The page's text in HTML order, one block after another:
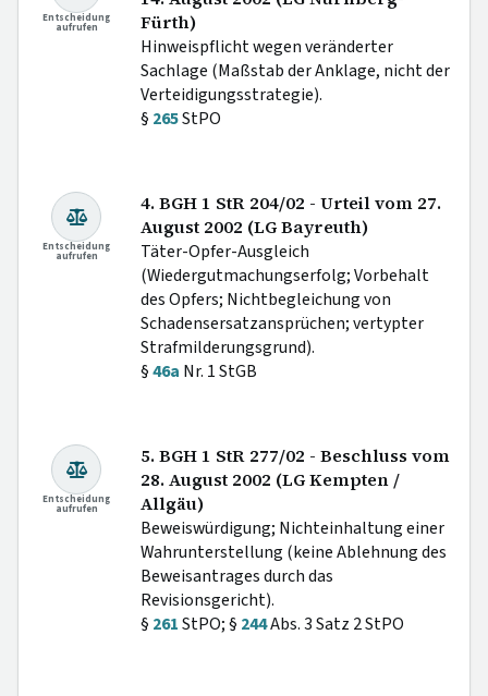
Entscheidung
aufrufen
Fürth)
Hinweispflicht wegen veränderter
Sachlage (Maßstab der Anklage, nicht der
Verteidigungsstrategie).
§ 265StPO
Entscheidung
aufrufen
4. BGH 1 StR 204/02 - Urteil vom 27.
August 2002 (LG Bayreuth)
Täter-Opfer-Ausgleich
(Wiedergutmachungserfolg; Vorbehalt
des Opfers; Nichtbegleichung von
Schadensersatzansprüchen; vertypter
Strafmilderungsgrund).
§46a Nr. 1 StGB
Entscheidung
aufrufen
5. BGH 1 StR 277/02 - Beschluss vom
28. August 2002 (LG Kempten /
Allgäu)
Beweiswürdigung; Nichteinhaltung einer
Wahrunterstellung (keine Ablehnung des
Beweisantrages durch das
Revisionsgericht).
§ 261StPO; § 244Abs. 3 Satz 2 StPO